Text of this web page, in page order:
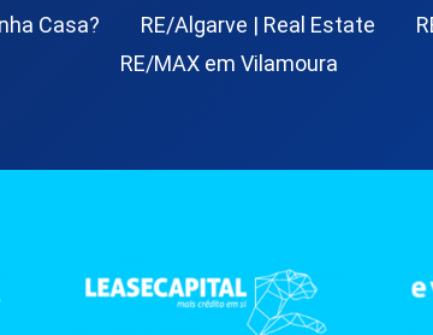
Casa? RE/Algarve | Real Estate
RE/MAX em Vilamoura